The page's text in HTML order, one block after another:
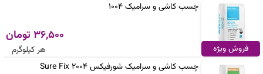
فروش ویژه
چسب کاشی و سرامیک 1004
36,500 تومان
هر کیلوگرم
چسب کاشی و سرامیک شورفیکس Sure Fix 2004